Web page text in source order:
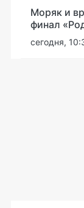
Моряк и
финал
сегодня,